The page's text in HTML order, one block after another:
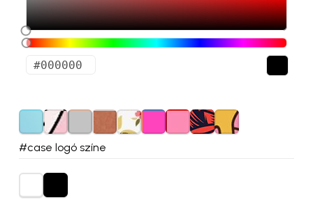
#case logó színe